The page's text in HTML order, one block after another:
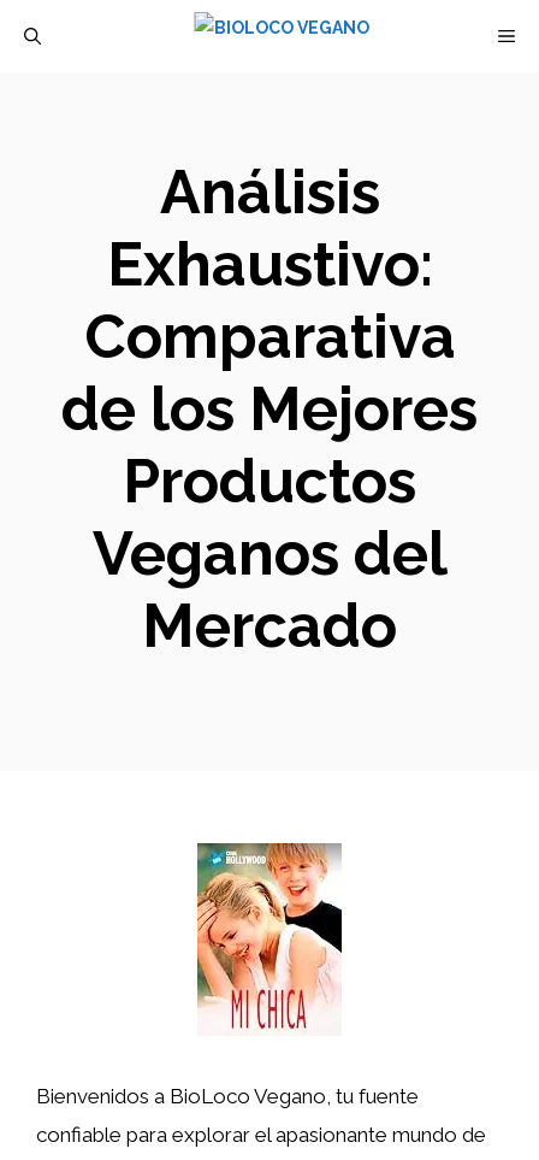
Análisis
Exhaustivo:
Comparativa
de los Mejores
Productos
Veganos del
Mercado
Bienvenidos a BioLoco Vegano, tu fuente
confiable para explorar el apasionante mundo de